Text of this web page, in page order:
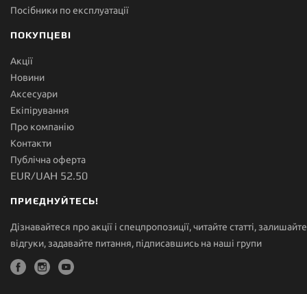
Посібники по експлуатації
ПОКУПЦЕВІ
Акції
Новини
Аксесуари
Екіпірування
Про компанію
Контакти
Публічна оферта
EUR/UAH 52.50
ПРИЄДНУЙТЕСЬ!
Дізнавайтеся про акції і спецпропозиції, читайте статті, залишайте
відгуки, задавайте питання, підписавшись на наші групи